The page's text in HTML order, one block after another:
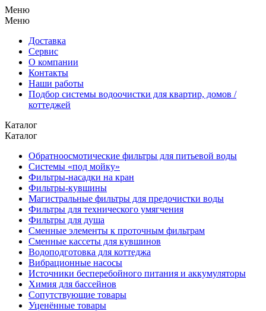
Меню
Меню
Доставка
Сервис
О компании
Контакты
Наши работы
Подбор системы водоочистки для квартир, домов /
коттеджей
Каталог
Каталог
Обратноосмотические фильтры для питьевой воды
Системы «под мойку»
Фильтры-насадки на кран
Фильтры-кувшины
Магистральные фильтры для предочистки воды
Фильтры для технического умягчения
Фильтры для душа
Сменные элементы к проточным фильтрам
Сменные кассеты для кувшинов
Водоподготовка для коттеджа
Вибрационные насосы
Источники бесперебойного питания и аккумуляторы
Химия для бассейнов
Сопутствующие товары
Уценённые товары